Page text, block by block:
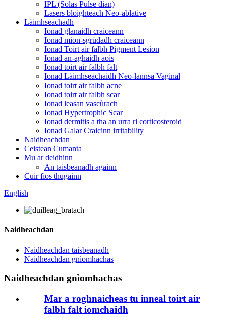
IPL (Solas Pulse dian)
Lasers bloighteach Neo-ablative
Làimhseachadh
Ionad glanaidh craiceann
Ionad mion-sgrùdadh craiceann
Ionad Toirt air falbh Pigment Lesion
Ionad an-aghaidh aois
Ionad toirt air falbh falt
Ionad Làimhseachaidh Neo-lannsa Vaginal
Ionad toirt air falbh acne
Ionad toirt air falbh scar
Ionad leasan vascùrach
Ionad Hypertrophic Scar
Ionad dermitis a tha an urra ri corticosteroid
Ionad Galar Craicinn irritability
Naidheachdan
Ceistean Cumanta
Mu ar deidhinn
An taisbeanadh againn
Cuir fios thugainn
English
Naidheachdan
Naidheachdan taisbeanadh
Naidheachdan gnìomhachas
Naidheachdan gnìomhachas
Mar a roghnaicheas tu inneal toirt air
falbh falt iomchaidh